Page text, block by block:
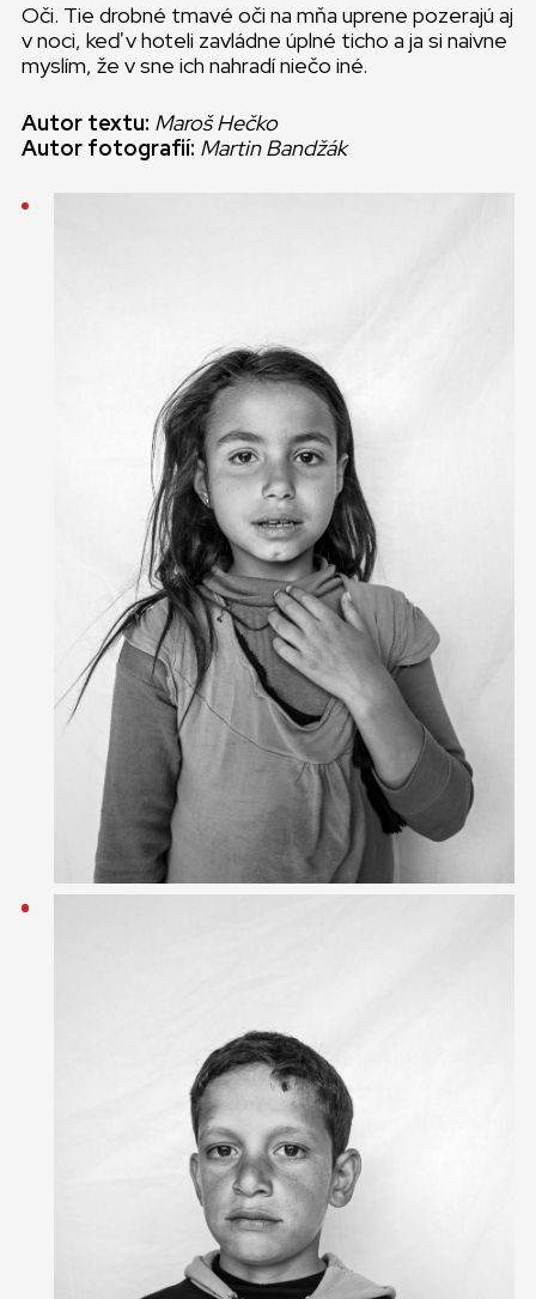
Oči. Tie drobné tmavé oči na mňa uprene pozerajú aj
v noci, keď v hoteli zavládne úplné ticho a ja si naivne
myslím, že v sne ich nahradí niečo iné.
Autor textu: Maroš Hečko
Autor fotografií: Martin Bandžák